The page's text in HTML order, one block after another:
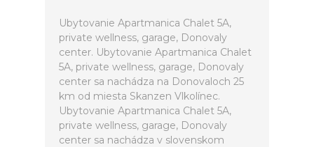
Ubytovanie Apartmanica Chalet 5A,
private wellness, garage, Donovaly
center. Ubytovanie Apartmanica Chalet
5A, private wellness, garage, Donovaly
center sa nachádza na Donovaloch 25
km od miesta Skanzen Vlkolínec.
Ubytovanie Apartmanica Chalet 5A,
private wellness, garage, Donovaly
center sa nachádza v slovenskom